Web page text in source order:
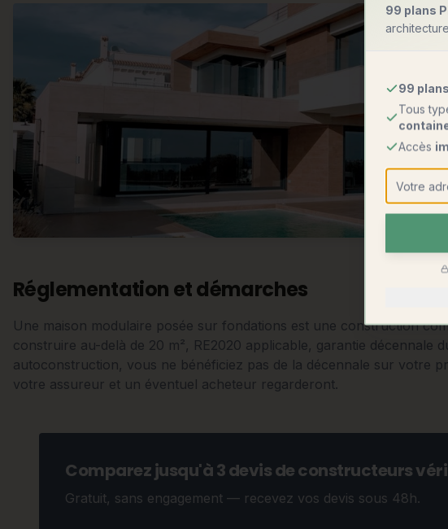
Réglementation et démarches
Une maison modulaire posée sur fondations est une construction
construire au-delà de 20 m², RE2020 applicable, garantie décennale
autoconstruction, vous ne bénéficiez pas de la décennale sur votre
votre assureur et un éventuel acheteur regarderont.
Comparez jusqu'à 3 devis de constructeurs
Gratuit, sans engagement — recevez vos devis sous 48h.
99 plans
99
Tous
Accès